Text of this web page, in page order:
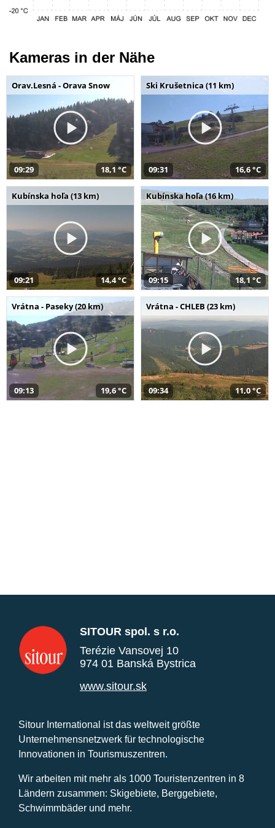
Kameras in der Nähe
Orav.Lesná - Orava Snow
09:29 18,1 °C
Ski Krušetnica (11 km)
09:31 16,6 °C
Kubínska hoľa (13 km)
09:21 14,4 °C
Kubínska hoľa (16 km)
09:15 18,1 °C
Vrátna - Paseky (20 km)
09:13 19,6 °C
Vrátna - CHLEB (23 km)
09:34 11,0 °C
SITOUR spol. s r.o.
Terézie Vansovej 10
974 01 Banská Bystrica
www.sitour.sk
Sitour International ist das weltweit größte
Unternehmensnetzwerk für technologische
Innovationen in Tourismuszentren.
Wir arbeiten mit mehr als 1000 Touristenzentren in 8
Ländern zusammen: Skigebiete, Berggebiete,
Schwimmbäder und mehr.